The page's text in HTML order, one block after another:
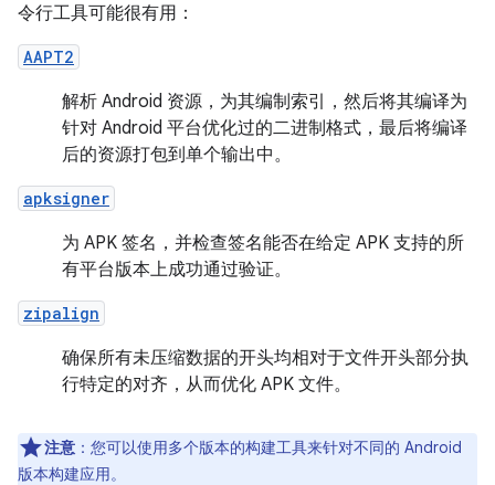
令行工具可能很有用：
AAPT2
解析 Android 资源，为其编制索引，然后将其编译为
针对 Android 平台优化过的二进制格式，最后将编译
后的资源打包到单个输出中。
apksigner
为 APK 签名，并检查签名能否在给定 APK 支持的所
有平台版本上成功通过验证。
zipalign
确保所有未压缩数据的开头均相对于文件开头部分执
行特定的对齐，从而优化 APK 文件。
注意 ：您可以使用多个版本的构建工具来针对不同的 Android
版本构建应用。